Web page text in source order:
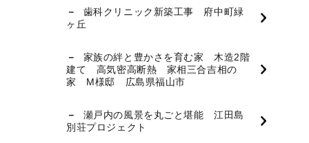
歯科クリニック新築工事 府中町緑
ヶ丘
家族の絆と豊かさを育む家 木造2階
建て 高気密高断熱 家相三合吉相の
家 M様邸 広島県福山市
瀬戸内の風景を丸ごと堪能 江田島
別荘プロジェクト